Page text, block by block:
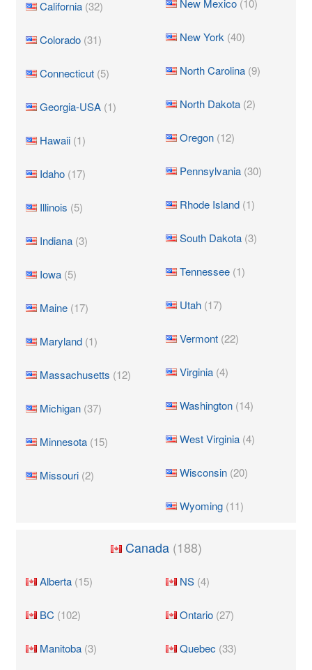
California (32)
Colorado (31)
Connecticut (5)
Georgia-USA (1)
Hawaii (1)
Idaho (17)
Illinois (5)
Indiana (3)
Iowa (5)
Maine (17)
Maryland (1)
Massachusetts (12)
Michigan (37)
Minnesota (15)
Missouri (2)
New Mexico (10)
New York (40)
North Carolina (9)
North Dakota (2)
Oregon (12)
Pennsylvania (30)
Rhode Island (1)
South Dakota (3)
Tennessee (1)
Utah (17)
Vermont (22)
Virginia (4)
Washington (14)
West Virginia (4)
Wisconsin (20)
Wyoming (11)
Canada (188)
Alberta (15)
BC (102)
Manitoba (3)
NS (4)
Ontario (27)
Quebec (33)